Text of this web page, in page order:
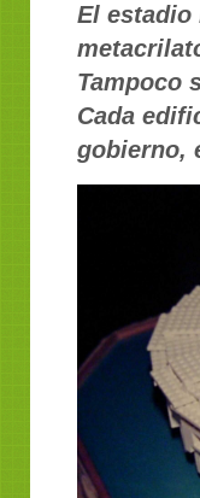
El estadio
Tampoco
Cada
gobierno,